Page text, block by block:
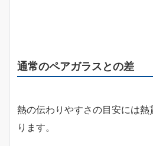
通常のペアガラスとの差
熱の伝わりやすさの目安には
ります。